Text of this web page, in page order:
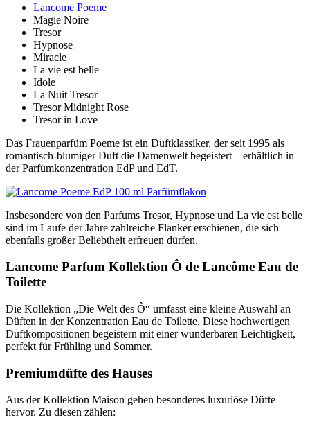
Lancome Poeme
Magie Noire
Tresor
Hypnose
Miracle
La vie est belle
Idole
La Nuit Tresor
Tresor Midnight Rose
Tresor in Love
Das Frauenparfüm Poeme ist ein Duftklassiker, der seit 1995 als
romantisch-blumiger Duft die Damenwelt begeistert – erhältlich in
der Parfümkonzentration EdP und EdT.
Insbesondere von den Parfums Tresor, Hypnose und La vie est belle
sind im Laufe der Jahre zahlreiche Flanker erschienen, die sich
ebenfalls großer Beliebtheit erfreuen dürfen.
Lancome Parfum Kollektion Ô de Lancôme Eau de
Toilette
Die Kollektion „Die Welt des Ô“ umfasst eine kleine Auswahl an
Düften in der Konzentration Eau de Toilette. Diese hochwertigen
Duftkompositionen begeistern mit einer wunderbaren Leichtigkeit,
perfekt für Frühling und Sommer.
Premiumdüfte des Hauses
Aus der Kollektion Maison gehen besonderes luxuriöse Düfte
hervor. Zu diesen zählen: